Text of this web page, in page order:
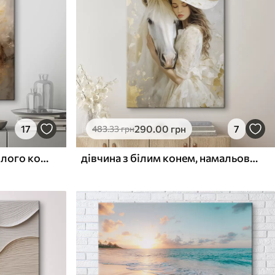
17
Мальовничий портрет білого коня в русі
483.33грн290.00 грн 7
дівчина з білим конем, намальована в манері олійного живопису